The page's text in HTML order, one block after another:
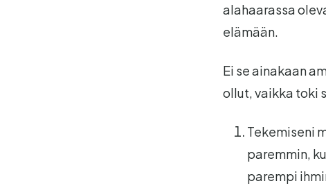
alahaarassa
elämään.
Ei se ainakaan
ollut, vaikka toki
Tekemiseni
paremmin,
parempi